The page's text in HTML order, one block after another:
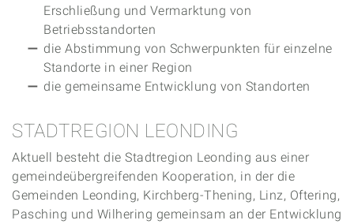
Erschließung und Vermarktung von
Betriebsstandorten
die Abstimmung von Schwerpunkten für einzelne
Standorte in einer Region
die gemeinsame Entwicklung von Standorten
STADTREGION LEONDING
Aktuell besteht die Stadtregion Leonding aus einer
gemeindeübergreifenden Kooperation, in der die
Gemeinden Leonding, Kirchberg-Thening, Linz, Oftering,
Pasching und Wilhering gemeinsam an der Entwicklung